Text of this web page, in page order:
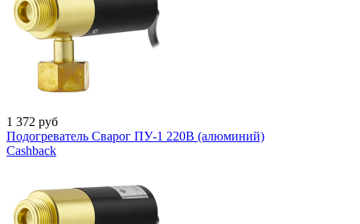
1 372 руб
Подогреватель Сварог ПУ-1 220В (алюминий)
Cashback